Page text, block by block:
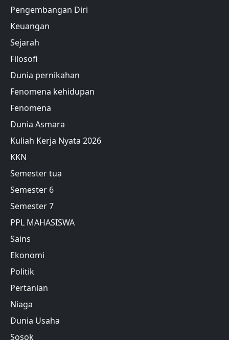
Pengembangan Diri
Keuangan
Sejarah
Filosofi
Dunia pernikahan
Fenomena kehidupan
Fenomena
Dunia Asmara
Kuliah Kerja Nyata 2026
KKN
Semester tua
Semester 6
Semester 7
PPL MAHASISWA
Sains
Ekonomi
Politik
Pertanian
Niaga
Dunia Usaha
Sosok